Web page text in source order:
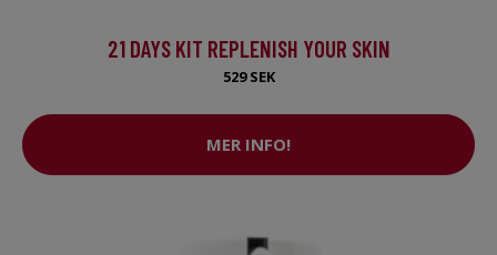
21 DAYS KIT REPLENISH YOUR SKIN
529 SEK
MER INFO!